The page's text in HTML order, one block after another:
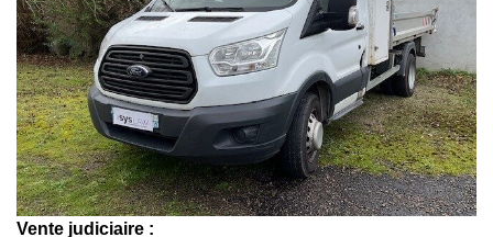
Vente judiciaire :